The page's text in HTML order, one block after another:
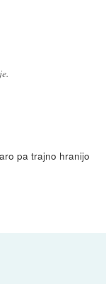
pa trajno hranijo